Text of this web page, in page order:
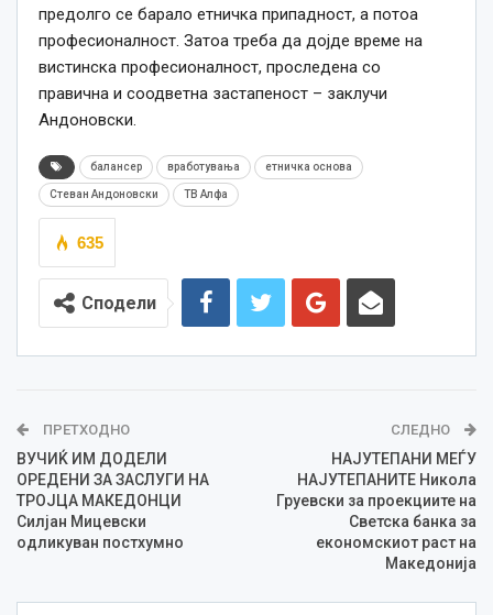
предолго се барало етничка припадност, а потоа
професионалност. Затоа треба да дојде време на
вистинска професионалност, проследена со
правична и соодветна застапеност – заклучи
Андоновски.
балансер вработувања етничка основа
Стеван Андоновски ТВ Алфа
635
Сподели
ПРЕТХОДНО
ВУЧИЌ ИМ ДОДЕЛИ
ОРЕДЕНИ ЗА ЗАСЛУГИ НА
ТРОЈЦА МАКЕДОНЦИ
Силјан Мицевски
одликуван постхумно
СЛЕДНО
НАЈУТЕПАНИ МЕЃУ
НАЈУТЕПАНИТЕ Никола
Груевски за проекциите на
Светска банка за
економскиот раст на
Македонија